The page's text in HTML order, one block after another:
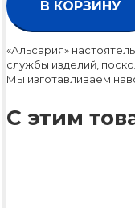
В КОРЗИНУ
«Альсария»
службы изделий,
Мы изготавливаем
С этим